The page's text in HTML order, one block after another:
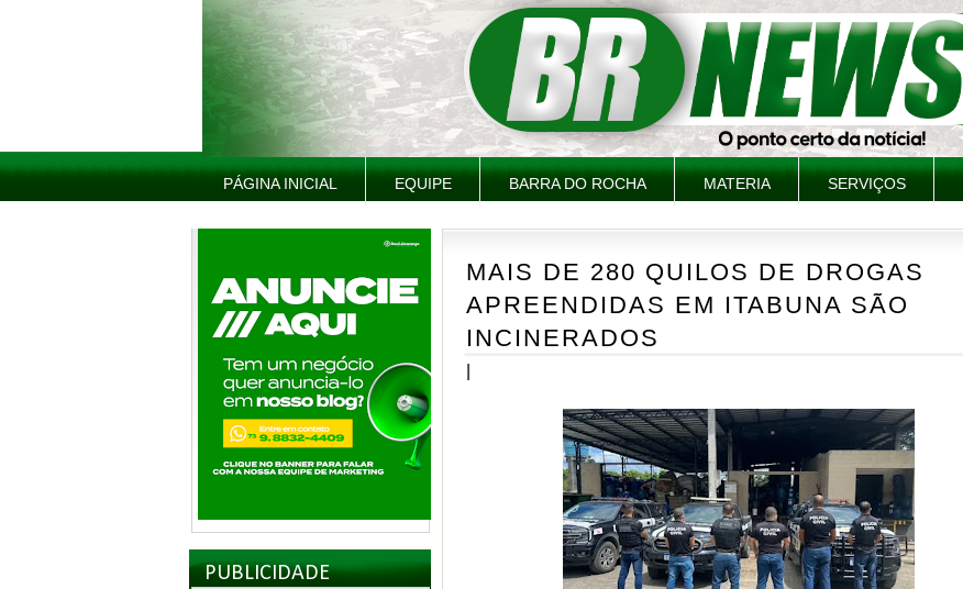
PÁGINA INICIAL EQUIPE BARRA DO ROCHA MATERIA SERVIÇOS
PUBLICIDADE
MAIS DE 280 QUILOS DE DROGAS
APREENDIDAS EM ITABUNA SÃO
INCINERADOS